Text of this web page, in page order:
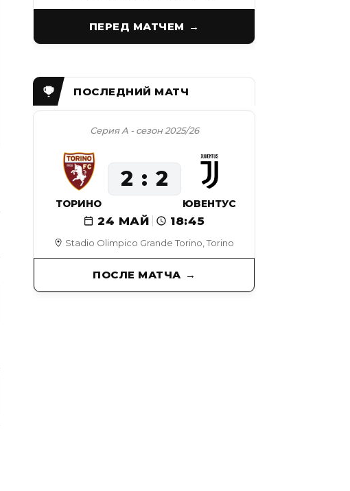
ПЕРЕД МАТЧЕМ
Stadio Olimpico Grande Torino, Torino
Серия А - сезон 2025/26
24 МАЙ 18:45
ТОРИНО
2 2
ЮВЕНТУС
ПОСЛЕ МАТЧА